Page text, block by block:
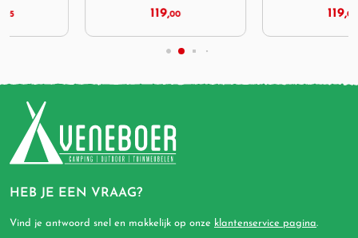
HEB JE EEN VRAAG?
Vind je antwoord snel en makkelijk op onze klantenservice pagina.